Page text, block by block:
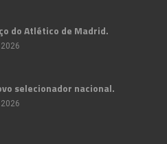
do Atlético de Madrid.
selecionador nacional.